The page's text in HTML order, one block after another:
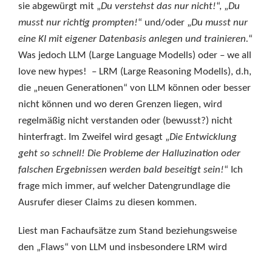
sie abgewürgt mit „Du verstehst das nur nicht!“, „Du
musst nur richtig prompten!“ und/oder „Du musst nur
eine KI mit eigener Datenbasis anlegen und trainieren.“
Was jedoch LLM (Large Language Modells) oder – we all
love new hypes! – LRM (Large Reasoning Modells), d.h,
die „neuen Generationen“ von LLM können oder besser
nicht können und wo deren Grenzen liegen, wird
regelmäßig nicht verstanden oder (bewusst?) nicht
hinterfragt. Im Zweifel wird gesagt „Die Entwicklung
geht so schnell! Die Probleme der Halluzination oder
falschen Ergebnissen werden bald beseitigt sein!“ Ich
frage mich immer, auf welcher Datengrundlage die
Ausrufer dieser Claims zu diesen kommen.
Liest man Fachaufsätze zum Stand beziehungsweise
den „Flaws“ von LLM und insbesondere LRM wird